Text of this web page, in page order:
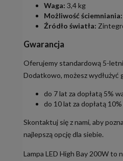
Waga: 3,4 kg
Możliwość ściemniania:
Źródło światła:
Gwarancja
Oferujemy standardową 5-
Dodatkowo, możesz wydłużyć
do 7 lat za dopłatą 5%
do 10 lat za dopłatą
Skontaktuj się z nami, aby
najlepszą opcję dla siebie.
Lampa LED High Bay 200W to